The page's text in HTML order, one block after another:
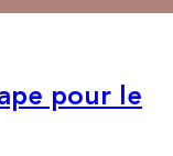
pour le